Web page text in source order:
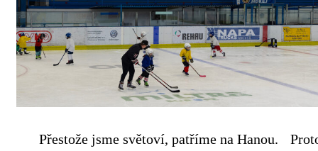
Přestože jsme světoví, patříme na Hanou.